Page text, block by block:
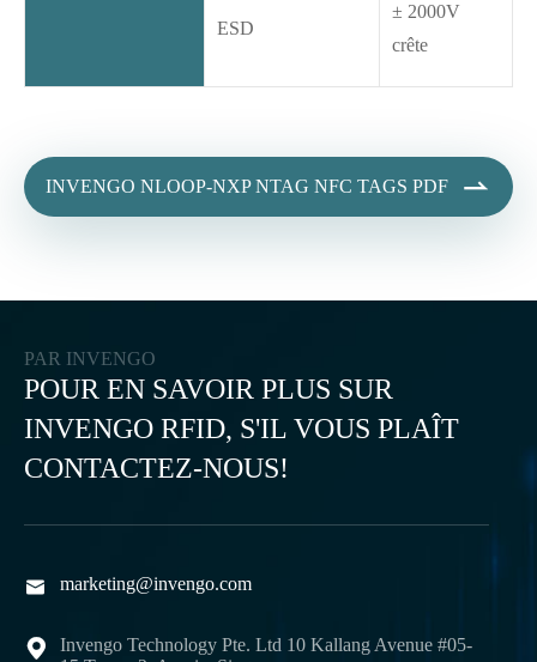
ESD
± 2000V
crête
INVENGO NLOOP-NXP NTAG NFC TAGS PDF 
PAR INVENGO
POUR EN SAVOIR PLUS SUR
INVENGO RFID, S'IL VOUS PLAÎT
CONTACTEZ-NOUS!
 marketing@invengo.com

Invengo Technology Pte. Ltd 10 Kallang Avenue #05-